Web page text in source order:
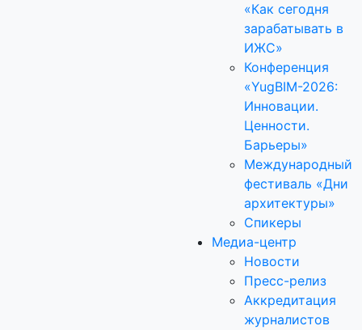
«Как сегодня
зарабатывать в
ИЖС»
Конференция
«YugBIM-2026:
Инновации.
Ценности.
Барьеры»
Международный
фестиваль «Дни
архитектуры»
Спикеры
Медиа-центр
Новости
Пресс-релиз
Аккредитация
журналистов